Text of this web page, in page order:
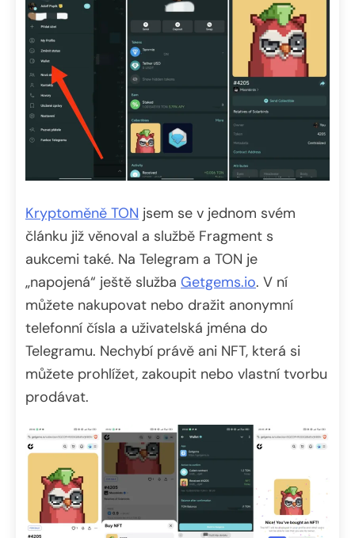
Kryptoměně TON jsem se v jednom svém
článku již věnoval a službě Fragment s
aukcemi také. Na Telegram a TON je
„napojená“ ještě služba Getgems.io. V ní
můžete nakupovat nebo dražit anonymní
telefonní čísla a uživatelská jména do
Telegramu. Nechybí právě ani NFT, která si
můžete prohlížet, zakoupit nebo vlastní tvorbu
prodávat.